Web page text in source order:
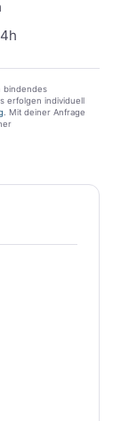
bindendes
erfolgen individuell
. Mit deiner Anfrage